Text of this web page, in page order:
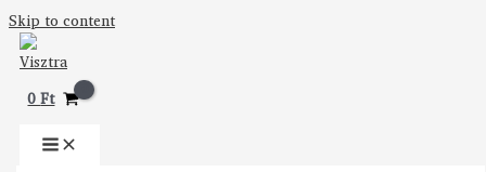
Skip to content
0Ft